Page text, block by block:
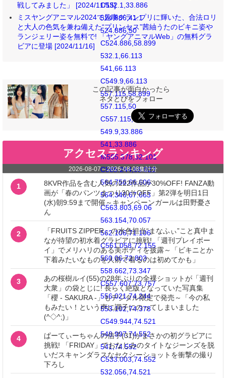
C532.1,33.886
524.886,41.1
524.886,50
C524.886,58.899
532.1,66.113
541,66.113
C549.9,66.113
557.115,58.899
557.115,50
C557.115,41.1
549.9,33.886
541,33.886
M565.378,62.101
C565.244,65.022
564.756,66.606
564.346,67.663
C563.803,69.06
563.154,70.057
562.106,71.106
C561.058,72.155
560.06,72.803
558.662,73.347
C557.607,73.757
556.021,74.244
553.102,74.378
C549.944,74.521
548.997,74.552
541,74.552
C533.003,74.552
532.056,74.521
戦してみました」 [2024/11/15]
ミスヤングアニマル2024で見事グランプリに輝いた、合法ロリ
と大人の色気を兼ね備えた“プリンセス”茜紬うたのビキニ姿や
ランジェリー姿を無料で! 「ヤングアニマルWeb」の無料グラ
ビアに登場 [2024/11/16]
この記事が面白かったら
ネタとぴをフォロー
アクセスランキング
2026-08-07～2026-08-08集計分
1
8KVR作品を含む人気の222作品が30%OFF! FANZA動
画が「春のパンツまつり30％OFF」第2弾を明日1日
(水)朝9:59まで開催～キャンペーンガールは田野憂さ
ん
2
「FRUITS ZIPPER」の水色担当“まなふぃ”こと真中ま
なが待望の初水着グラビアに挑戦! 「週刊プレイボー
イ」でメリハリのある美ボディを披露～「ビキニとか
下着みたいなものを人前で着るのは初めてかも」
3
あの桜樹ルイ(55)の28年ぶりの全裸ショットが「週刊
大衆」の袋とじに! 長らく絶版となっていた写真集
「櫻 - SAKURA -」もデジタル限定で発売～「今の私
もみたい！という声に調子にのってしまいました
(^◇^;)」
4
ぱーてぃーちゃんの信子(31)がまさかの初グラビアに
挑戦! 「FRIDAY」でおなじみのタイトなジーンズを脱
いだスキャンダラスなセクシーショットを衝撃の撮り
下ろし